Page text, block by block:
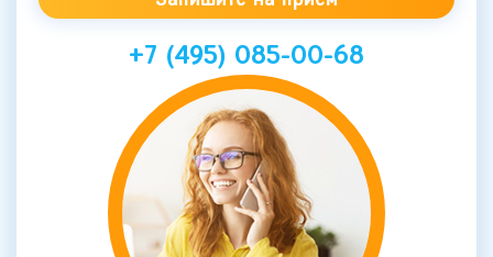
+7 (495) 085-00-68